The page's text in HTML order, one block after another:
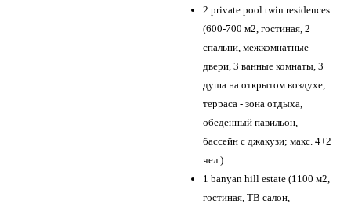
2 private pool twin residences
(600-700 м2, гостиная, 2
спальни, межкомнатные
двери, 3 ванные комнаты, 3
душа на открытом воздухе,
терраса - зона отдыха,
обеденный павильон,
бассейн с джакузи; макс. 4+2
чел.)
1 banyan hill estate (1100 м2,
гостиная, ТВ салон,